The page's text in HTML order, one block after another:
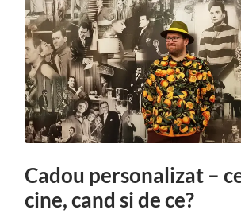
Cadou personalizat –
cine, cand si de ce?